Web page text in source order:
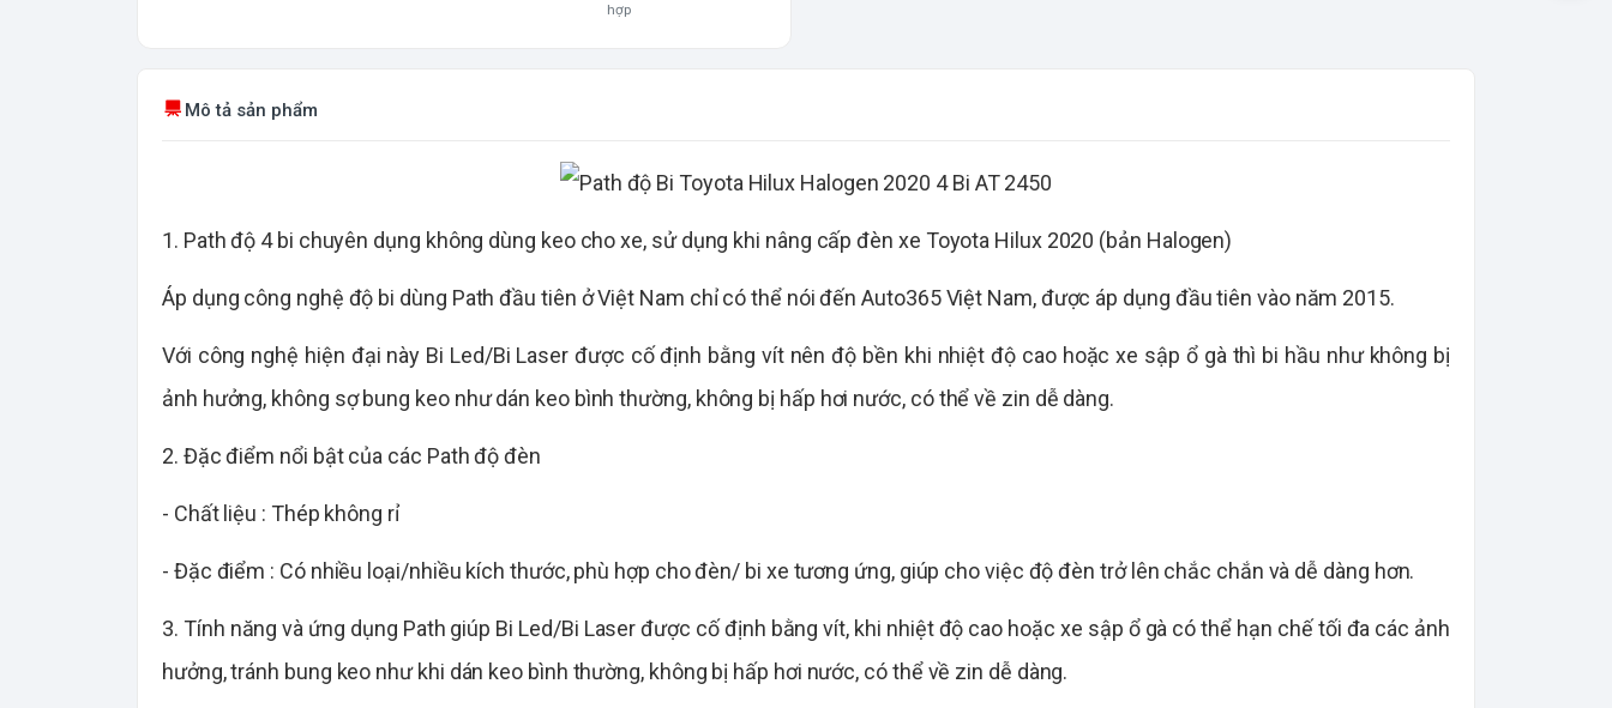
hợp
Mô tả sản phẩm
1. Path độ 4 bi chuyên dụng không dùng keo cho xe, sử dụng khi nâng cấp đèn xe Toyota Hilux 2020 (bản Halogen)
Áp dụng công nghệ độ bi dùng Path đầu tiên ở Việt Nam chỉ có thể nói đến Auto365 Việt Nam, được áp dụng đầu tiên vào năm 2015.
Với công nghệ hiện đại này Bi Led/Bi Laser được cố định bằng vít nên độ bền khi nhiệt độ cao hoặc xe sập ổ gà thì bi hầu như không bị
ảnh hưởng, không sợ bung keo như dán keo bình thường, không bị hấp hơi nước, có thể về zin dễ dàng.
2. Đặc điểm nổi bật của các Path độ đèn
- Chất liệu : Thép không rỉ
- Đặc điểm : Có nhiều loại/nhiều kích thước, phù hợp cho đèn/ bi xe tương ứng, giúp cho việc độ đèn trở lên chắc chắn và dễ dàng hơn.
3. Tính năng và ứng dụng Path giúp Bi Led/Bi Laser được cố định bằng vít, khi nhiệt độ cao hoặc xe sập ổ gà có thể hạn chế tối đa các ảnh
hưởng, tránh bung keo như khi dán keo bình thường, không bị hấp hơi nước, có thể về zin dễ dàng.